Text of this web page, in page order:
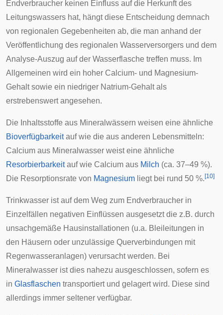
Endverbraucher keinen Einfluss auf die Herkunft des
Leitungswassers hat, hängt diese Entscheidung demnach
von regionalen Gegebenheiten ab, die man anhand der
Veröffentlichung des regionalen Wasserversorgers und dem
Analyse-Auszug auf der Wasserflasche treffen muss. Im
Allgemeinen wird ein hoher Calcium- und Magnesium-
Gehalt sowie ein niedriger Natrium-Gehalt als
erstrebenswert angesehen.
Die Inhaltsstoffe aus Mineralwässern weisen eine ähnliche
Bioverfügbarkeitauf wie die aus anderen Lebensmitteln:
Calcium aus Mineralwasser weist eine ähnliche
Resorbierbarkeitauf wie Calcium aus Milch (ca. 37–49 %).
Die Resorptionsrate von Magnesium liegt bei rund 50 %. [10]
Trinkwasser ist auf dem Weg zum Endverbraucher in
Einzelfällen negativen Einflüssen ausgesetzt die z.B. durch
unsachgemäße Hausinstallationen (u.a. Bleileitungen in
den Häusern oder unzulässige Querverbindungen mit
Regenwasseranlagen) verursacht werden. Bei
Mineralwasser ist dies nahezu ausgeschlossen, sofern es
in Glasflaschen transportiert und gelagert wird. Diese sind
allerdings immer seltener verfügbar.